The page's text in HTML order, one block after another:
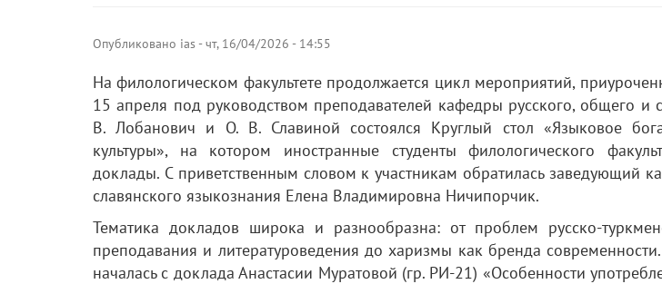
Опубликовано ias -чт, 16/04/2026 - 14:55
На филологическом факультете продолжается цикл мероприятий,
15 апреля под руководством преподавателей кафедры русского, общего и
В. Лобанович и О. В. Славиной состоялся Круглый стол «Языковое
культуры», на котором иностранные студенты филологического
доклады. С приветственным словом к участникам обратилась заведующий
славянского языкознания Елена Владимировна Ничипорчик.
Тематика докладов широка и разнообразна: от проблем русско-
преподавания и литературоведения до харизмы как бренда современности.
началась с доклада Анастасии Муратовой (гр. РИ-21) «Особенности